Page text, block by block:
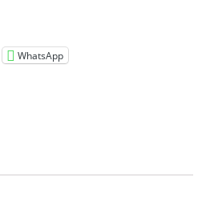
WhatsApp